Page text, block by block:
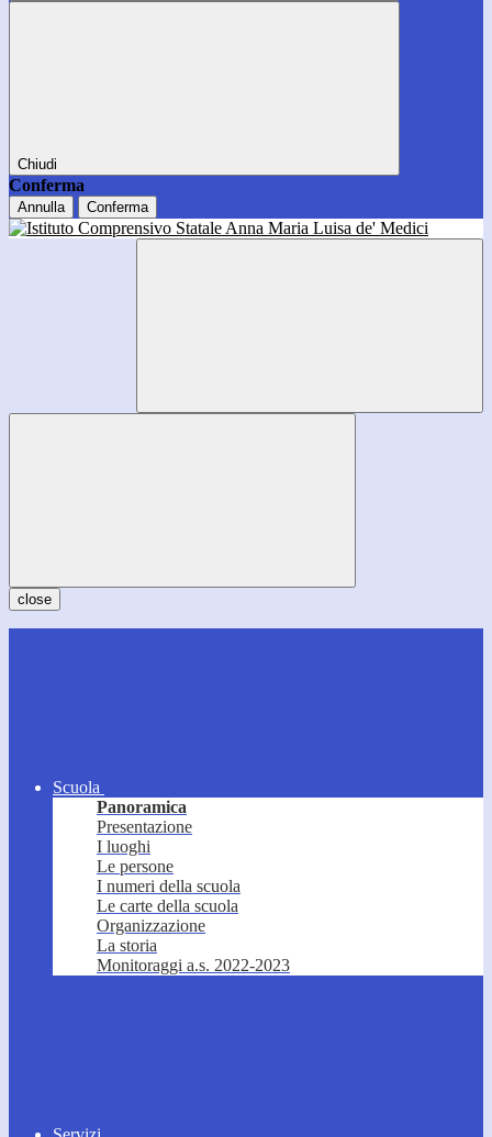
Chiudi
Conferma
Annulla Conferma
close
Scuola
Panoramica
Presentazione
I luoghi
Le persone
I numeri della scuola
Le carte della scuola
Organizzazione
La storia
Monitoraggi a.s. 2022-2023